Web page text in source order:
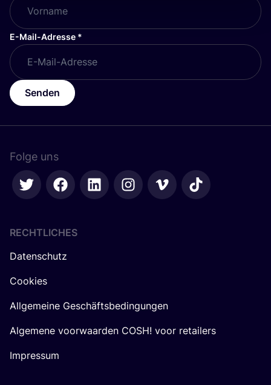
E-Mail-Adresse *
Senden
Folge uns
RECHTLICHES
Datenschutz
Cookies
Allgemeine Geschäftsbedingungen
Algemene voorwaarden COSH! voor retailers
Impressum